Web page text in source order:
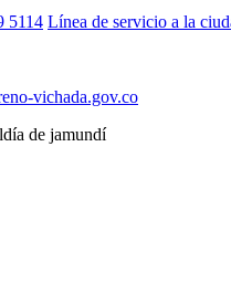
5114 Línea de servicio a la
vichada.gov.co